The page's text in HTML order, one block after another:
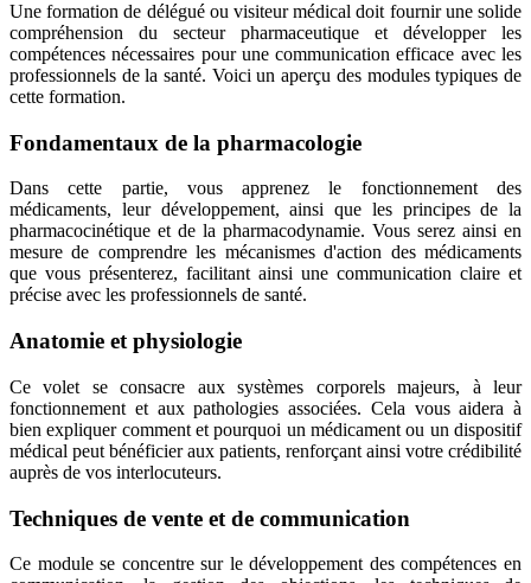
Une formation de délégué ou visiteur médical doit fournir une solide
compréhension du secteur pharmaceutique et développer les
compétences nécessaires pour une communication efficace avec les
professionnels de la santé. Voici un aperçu des modules typiques de
cette formation.
Fondamentaux de la pharmacologie
Dans cette partie, vous apprenez le fonctionnement des
médicaments, leur développement, ainsi que les principes de la
pharmacocinétique et de la pharmacodynamie. Vous serez ainsi en
mesure de comprendre les mécanismes d'action des médicaments
que vous présenterez, facilitant ainsi une communication claire et
précise avec les professionnels de santé.
Anatomie et physiologie
Ce volet se consacre aux systèmes corporels majeurs, à leur
fonctionnement et aux pathologies associées. Cela vous aidera à
bien expliquer comment et pourquoi un médicament ou un dispositif
médical peut bénéficier aux patients, renforçant ainsi votre crédibilité
auprès de vos interlocuteurs.
Techniques de vente et de communication
Ce module se concentre sur le développement des compétences en